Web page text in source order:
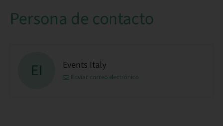
Persona de contacto
EI Events Italy
Enviar correo electrónico